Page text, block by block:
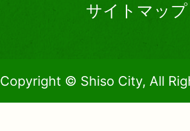
サイトマップ
Copyright © Shiso City, All